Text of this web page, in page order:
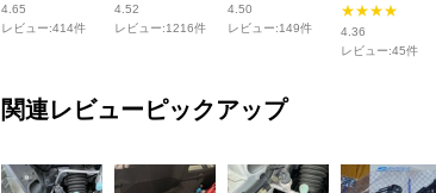
4.65
レビュー:414件
4.52
レビュー:1216件
4.50
レビュー:149件
★★★★
4.36
レビュー:45件
関連レビューピックアップ